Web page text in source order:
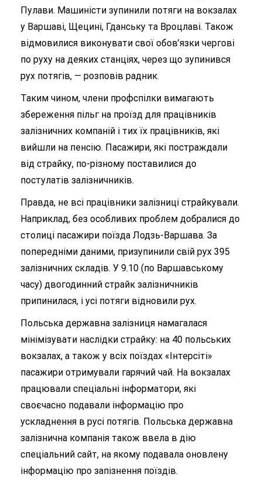
Пулави. Машиністи зупинили потяги на вокзалах
у Варшаві, Щецині, Гданську та Вроцлаві. Також
відмовилися виконувати свої обов’язки чергові
по руху на деяких станціях, через що зупинився
рух потягів, — розповів радник.
Таким чином, члени профспілки вимагають
збереження пільг на проїзд для працівників
залізничних компаній і тих їх працівників, які
вийшли на пенсію. Пасажири, які постраждали
від страйку, по-різному поставилися до
постулатів залізничників.
Правда, не всі працівники залізниці страйкували.
Наприклад, без особливих проблем добралися до
столиці пасажири поїзда Лодзь-Варшава. За
попередніми даними, призупинили свій рух 395
залізничних складів. У 9.10 (по Варшавському
часу) двогодинний страйк залізничників
припинилася, і усі потяги відновили рух.
Польська державна залізниця намагалася
мінімізувати наслідки страйку: на 40 польських
вокзалах, а також у всіх поїздах «Інтерсіті»
пасажири отримували гарячий чай. На вокзалах
працювали спеціальні інформатори, які
своєчасно подавали інформацію про
ускладнення в русі потягів. Польська державна
залізнична компанія також ввела в дію
спеціальний сайт, на якому подавала оновлену
інформацію про запізнення поїздів.